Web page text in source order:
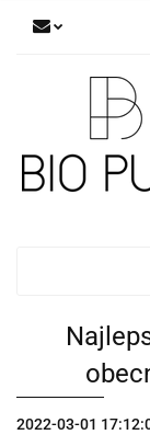
2022-03-01